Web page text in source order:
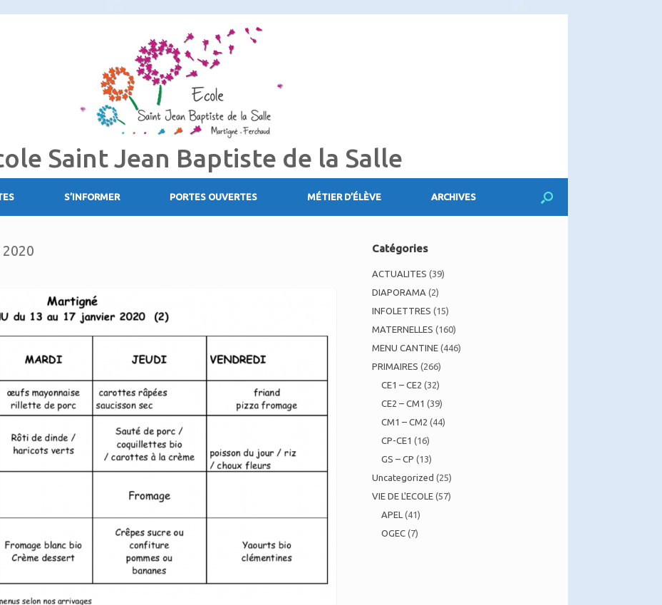
Saint Jean Baptiste de la Salle
S’INFORMER PORTES OUVERTES MÉTIER D’ÉLÈVE ARCHIVES
Catégories
ACTUALITES (39)
DIAPORAMA (2)
INFOLETTRES (15)
MATERNELLES (160)
MENU CANTINE (446)
PRIMAIRES (266)
CE1 – CE2 (32)
CE2 – CM1 (39)
CM1 – CM2 (44)
CP-CE1 (16)
GS – CP (13)
Uncategorized (25)
VIE DE L'ECOLE (57)
APEL (41)
OGEC (7)